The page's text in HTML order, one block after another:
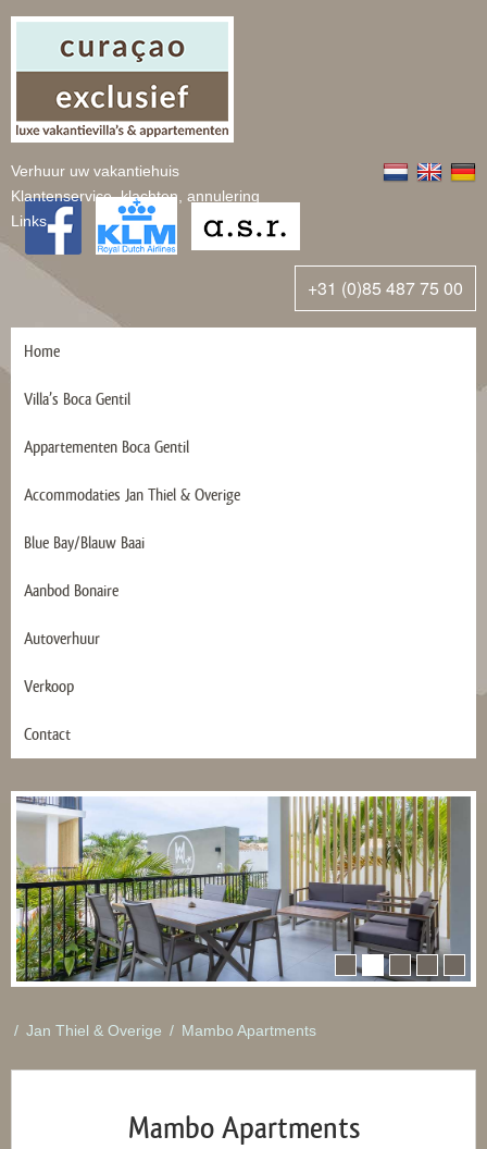
Verhuur uw vakantiehuis
Klantenservice, klachten, annulering
Links
+31 (0)85 487 75 00
Home
Villa’s Boca Gentil
Appartementen Boca Gentil
Accommodaties Jan Thiel & Overige
Blue Bay/Blauw Baai
Aanbod Bonaire
Autoverhuur
Verkoop
Contact
/ Jan Thiel & Overige / Mambo Apartments
Mambo Apartments